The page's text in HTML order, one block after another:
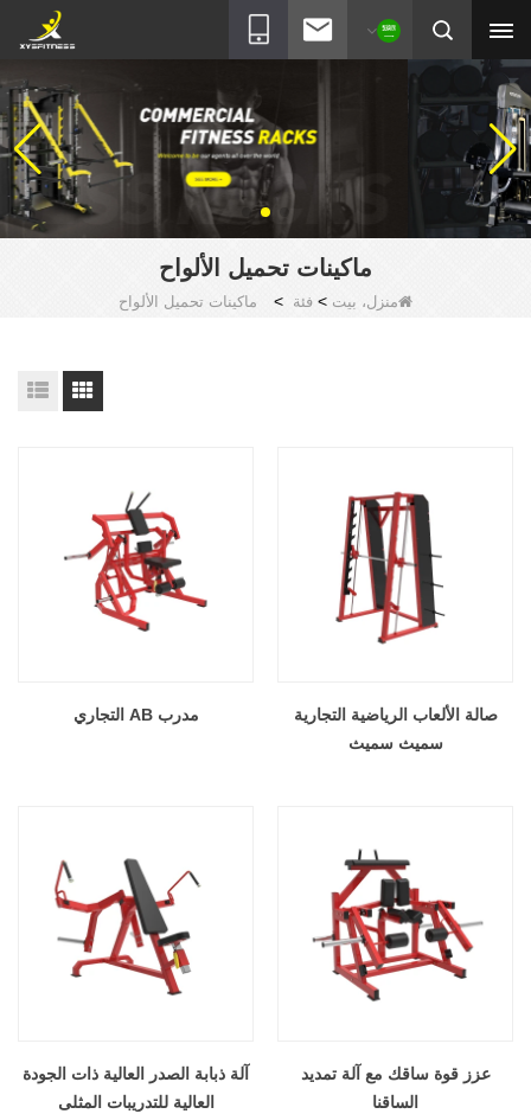
ماكينات تحميل الألواح
منزل، بيت > فئة > ماكينات تحميل الألواح
مدرب AB التجاري
صالة الألعاب الرياضية التجارية
سميث سميث
آلة ذبابة الصدر العالية ذات الجودة
العالية للتدريبات المثلى
عزز قوة ساقك مع آلة تمديد
الساقنا